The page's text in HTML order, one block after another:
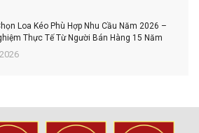
Loa Kéo Phù Hợp Nhu Cầu Năm 2026 –
Thực Tế Từ Người Bán Hàng 15 Năm